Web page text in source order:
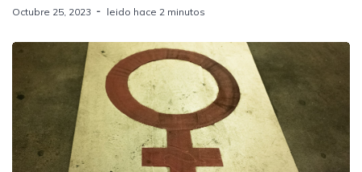
Octubre 25, 2023 leido hace 2 minutos